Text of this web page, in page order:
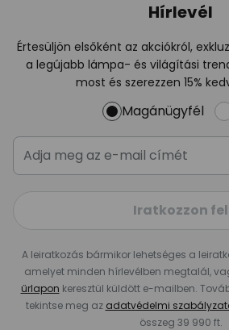
Hírlevél
Értesüljön elsőként az akciókról,
a legújabb lámpa- és világítási
most és szerezzen 15%
Magánügyfél
Iratkozzon fel
A leiratkozás bármikor lehetséges a
amelyet minden hírlevélben megtalál,
űrlapon keresztül küldött e-mailben.
tekintse meg az adatvédelmi
összeg 39 990 ft.